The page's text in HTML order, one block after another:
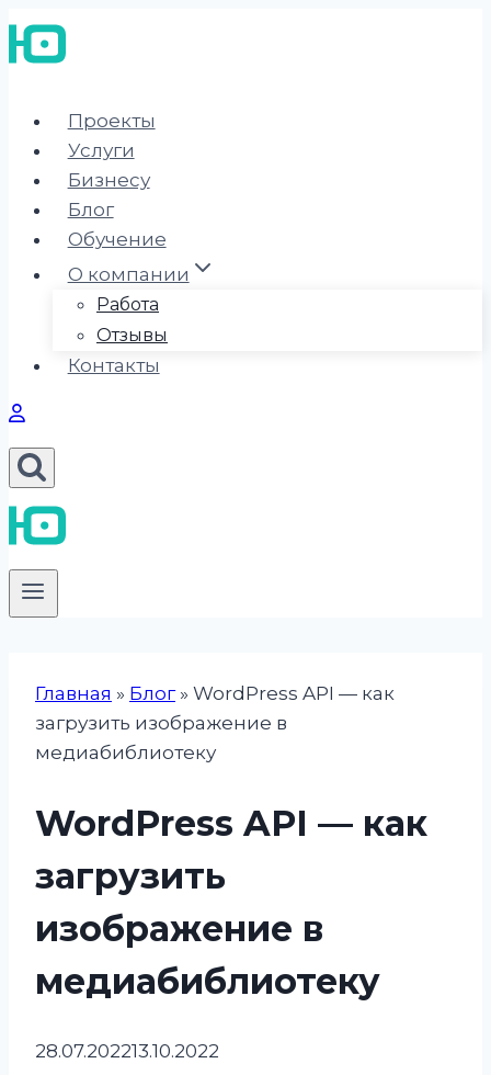
Перейти
к
Проекты
Услуги
Бизнесу
Блог
Обучение
О компании
Работа
Отзывы
Контакты
Главная » Блог» WordPress API — как
загрузить изображение в
медиабиблиотеку
WordPress API — как
загрузить
изображение в
медиабиблиотеку
28.07.202213.10.2022